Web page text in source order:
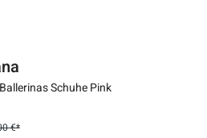
Schuhe Pink
€*